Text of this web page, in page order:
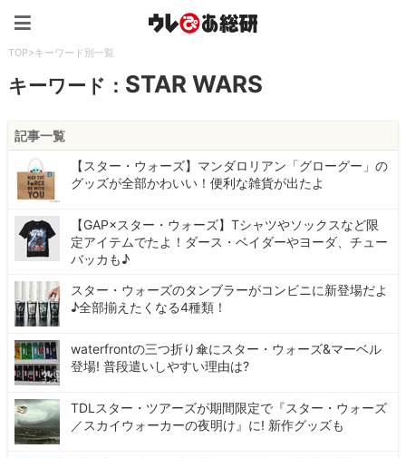
TOP>キーワード別一覧
キーワード： STAR WARS
記事一覧
【スター・ウォーズ】マンダロリアン「グローグー」の
グッズが全部かわいい！便利な雑貨が出たよ
【GAP×スター・ウォーズ】Tシャツやソックスなど限
定アイテムでたよ！ダース・ベイダーやヨーダ、チュー
バッカも♪
スター・ウォーズのタンブラーがコンビニに新登場だよ
♪全部揃えたくなる4種類！
waterfrontの三つ折り傘にスター・ウォーズ&マーベル
登場! 普段遣いしやすい理由は?
TDLスター・ツアーズが期間限定で『スター・ウォーズ
／スカイウォーカーの夜明け』に! 新作グッズも